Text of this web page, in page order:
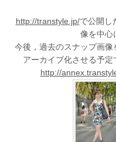
http://transtyle.jp/で公開し
像を中心
今後，過去のスナップ画
アーカイブ化させる予
http://